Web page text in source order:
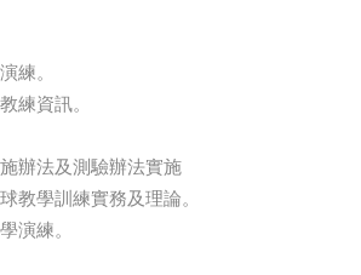
練。
練資訊。
辦法及測驗辦法實施
教學訓練實務及理論。
演練。